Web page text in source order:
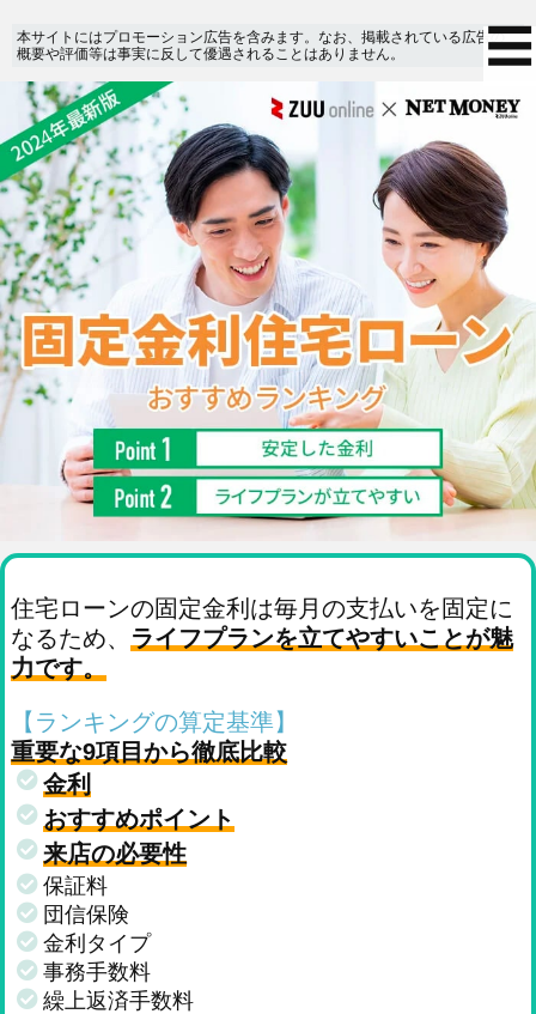
本サイトにはプロモーション広告を含みます。なお、掲載されている広告の
概要や評価等は事実に反して優遇されることはありません。
住宅ローンの固定金利は毎月の支払いを固定に
なるため、 ライフプランを立てやすいことが魅
力です。
【ランキングの算定基準】
重要な9項目から徹底比較
金利
おすすめポイント
来店の必要性
保証料
団信保険
金利タイプ
事務手数料
繰上返済手数料